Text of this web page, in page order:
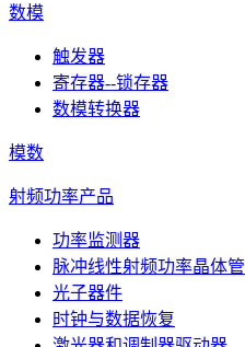
数模
触发器
寄存器--锁存器
数模转换器
模数
射频功率产品
功率监测器
脉冲线性射频功率晶体管
光子器件
时钟与数据恢复